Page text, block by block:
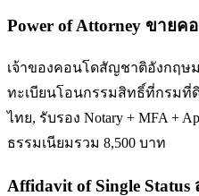
Power of Attorney ขาย
เจ้าของคอนโดสัญชาติอังกฤษ
ทะเบียนโอนกรรมสิทธิ์ที่กรมที่
ไทย, รับรอง Notary + MFA +
ธรรมเนียมรวม 8,500 บาท
Affidavit of Single